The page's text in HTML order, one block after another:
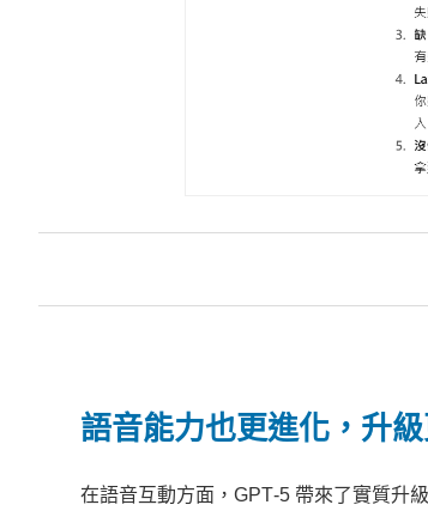
語音能力也更進化，升
在語音互動方面，GPT‑5 帶來了實質升